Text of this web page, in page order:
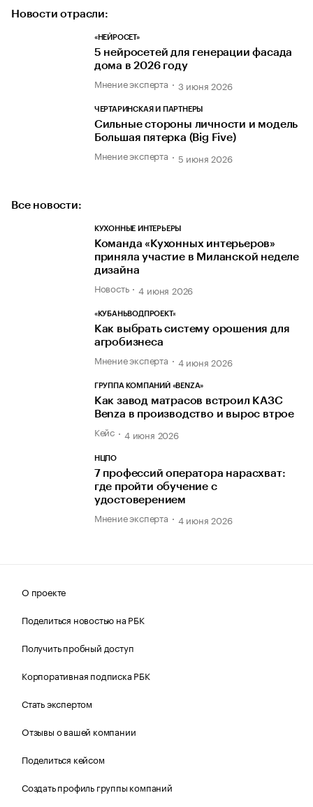
Новости отрасли:
«НЕЙРОСЕТ»
5 нейросетей для генерации фасада
дома в 2026 году
Мнение эксперта 3 июня 2026
ЧЕРТАРИНСКАЯ И ПАРТНЕРЫ
Сильные стороны личности и модель
Большая пятерка (Big Five)
Мнение эксперта 5 июня 2026
Все новости:
КУХОННЫЕ ИНТЕРЬЕРЫ
Команда «Кухонных интерьеров»
приняла участие в Миланской неделе
дизайна
Новость 4 июня 2026
«КУБАНЬВОДПРОЕКТ»
Как выбрать систему орошения для
агробизнеса
Мнение эксперта 4 июня 2026
ГРУППА КОМПАНИЙ «BENZA»
Как завод матрасов встроил КАЗС
Benza в производство и вырос втрое
Кейс 4 июня 2026
НЦПО
7 профессий оператора нарасхват:
где пройти обучение с
удостоверением
Мнение эксперта 4 июня 2026
О проекте
Поделиться новостью на РБК
Получить пробный доступ
Корпоративная подписка РБК
Стать экспертом
Отзывы о вашей компании
Поделиться кейсом
Создать профиль группы компаний